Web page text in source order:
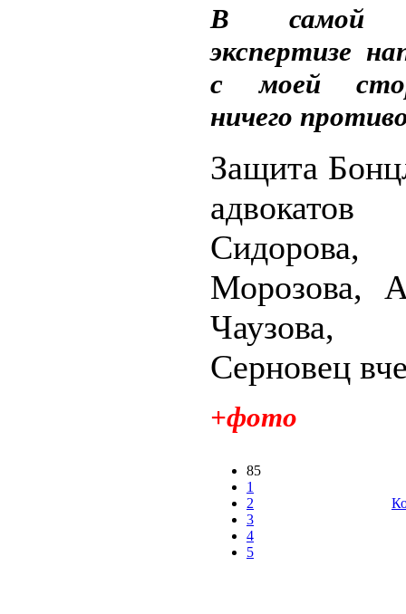
В самой
экспертизе
с моей
ничего
Защита
Морозова,
Серновец
+фото
85
1
2
3
4
5